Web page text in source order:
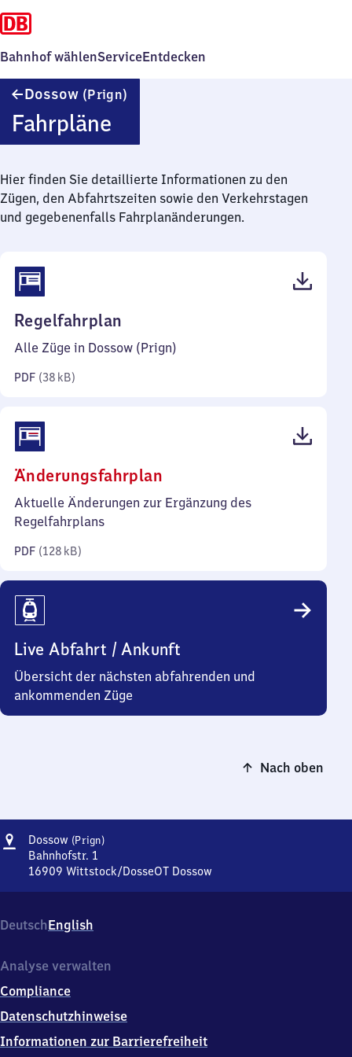
Bahnhof wählenServiceEntdecken
Dossow (Prign)
Fahrpläne
Hier finden Sie detaillierte Informationen zu den
Zügen, den Abfahrtszeiten sowie den Verkehrstagen
und gegebenenfalls Fahrplanänderungen.
Regelfahrplan
38
Alle Züge in Dossow (Prign)
PDF (38 kB)
Änderungsfahrplan
128
Aktuelle Änderungen zur Ergänzung des
Regelfahrplans
PDF (128 kB)
Live Abfahrt / Ankunft
Übersicht der nächsten abfahrenden und
ankommenden Züge
Nach oben
Adresse
Dossow (Prign)Dossow
Bahnhofstr. 1
16909 Wittstock/DosseOT Dossow
Bahnhofstr.
1,
6
0
9
Dossow
DeutschEnglish
Analyse verwalten
Compliance
Datenschutzhinweise
Informationen zur Barrierefreiheit